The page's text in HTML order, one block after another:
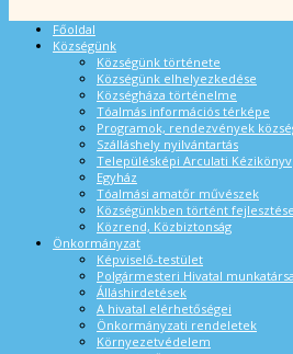
Főoldal
Községünk
Községünk története
Községünk elhelyezkedése
Községháza történelme
Tóalmás információs térképe
Programok, rendezvények
Szálláshely nyilvántartás
Településképi Arculati Kézikönyv
Egyház
Tóalmási amatőr művészek
Községünkben történt
Közrend, Közbiztonság
Önkormányzat
Képviselő-testület
Polgármesteri Hivatal
Álláshirdetések
A hivatal elérhetőségei
Önkormányzati rendeletek
Környezetvédelem